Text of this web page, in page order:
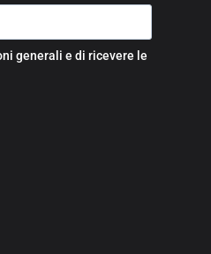
generali e di ricevere le